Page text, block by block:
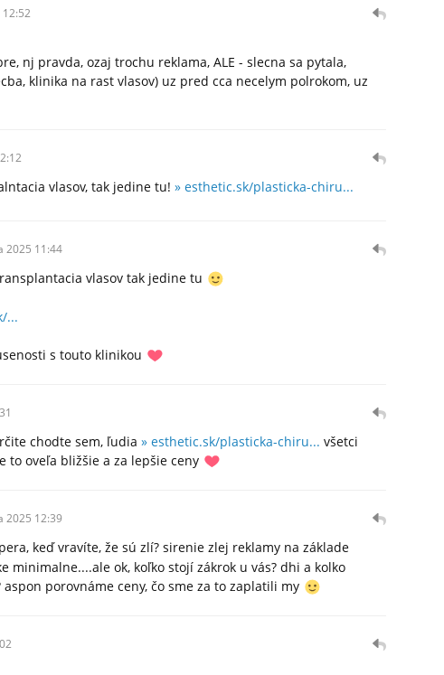
nj pravda, ozaj trochu reklama, ALE - slecna sa pytala,
klinika na rast vlasov) uz pred cca necelym polrokom, uz
vlasov, tak jedine tu! » esthetic.sk/plasticka-chiru...
2025 11:44
vlasov tak jedine tu
...
s touto klinikou
chodte sem, ľudia » esthetic.sk/plasticka-chiru... všetci
to oveľa bližšie a za lepšie ceny
2025 12:39
keď vravíte, že sú zlí? sirenie zlej reklamy na základe
minimalne....ale ok, koľko stojí zákrok u vás? dhi a kolko
aspon porovnáme ceny, čo sme za to zaplatili my